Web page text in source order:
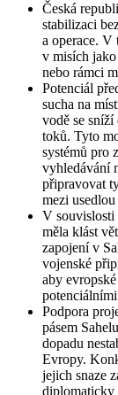
Česká
stabilizaci
a operace. V
v misích
nebo rámci
Potenciál
sucha na
vodě se
toků. Tyto
systémů pro
vyhledávání
připravovat
mezi
V souvislosti
měla klást
zapojení v
vojenské
aby
Podpora
pásem
dopadu
Evropy.
jejich snaze
diplomaticky